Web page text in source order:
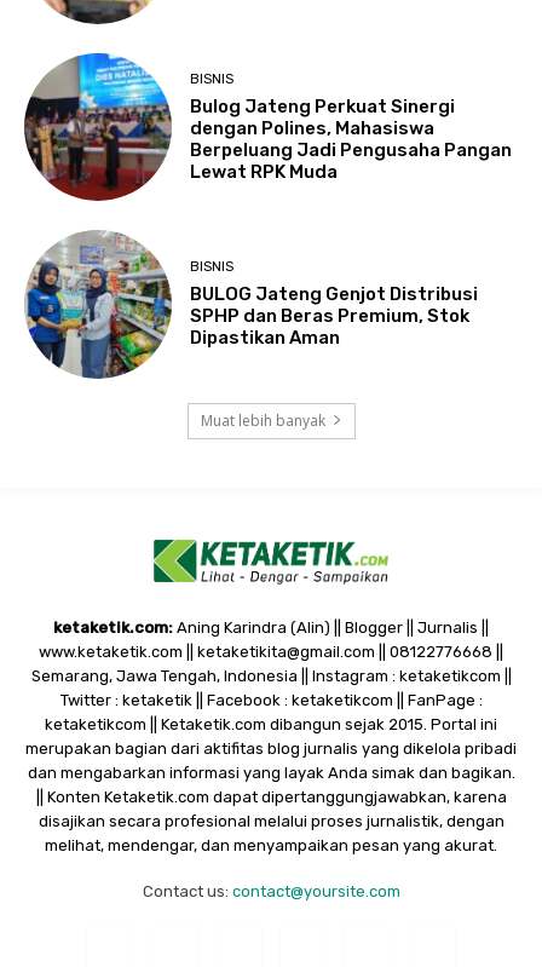
BISNIS
Bulog Jateng Perkuat Sinergi
dengan Polines, Mahasiswa
Berpeluang Jadi Pengusaha Pangan
Lewat RPK Muda
BISNIS
BULOG Jateng Genjot Distribusi
SPHP dan Beras Premium, Stok
Dipastikan Aman
Muat lebih banyak
ketaketik.com: Aning Karindra (Alin) || Blogger || Jurnalis ||
www.ketaketik.com || ketaketikita@gmail.com || 08122776668 ||
Semarang, Jawa Tengah, Indonesia || Instagram : ketaketikcom ||
Twitter : ketaketik || Facebook : ketaketikcom || FanPage :
ketaketikcom || Ketaketik.com dibangun sejak 2015. Portal ini
merupakan bagian dari aktifitas blog jurnalis yang dikelola pribadi
dan mengabarkan informasi yang layak Anda simak dan bagikan.
|| Konten Ketaketik.com dapat dipertanggungjawabkan, karena
disajikan secara profesional melalui proses jurnalistik, dengan
melihat, mendengar, dan menyampaikan pesan yang akurat.
Contact us: contact@yoursite.com